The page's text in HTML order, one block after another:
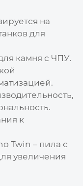
на
для
камня с ЧПУ.
к
Twin – пила с
увеличения